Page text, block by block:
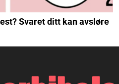
Svaret ditt kan avsløre